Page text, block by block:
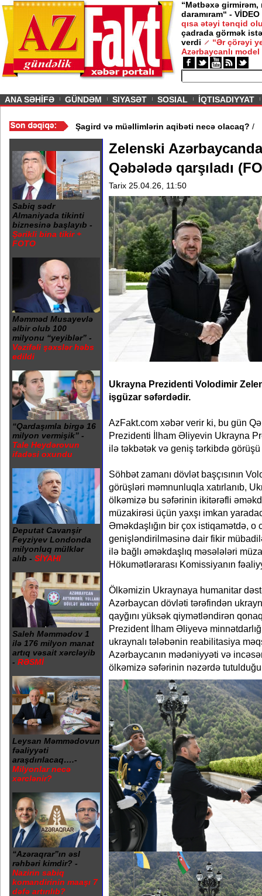
“Mətbəxə girmirəm,
daramıram“ - VİDEO
qısa ətəyi tənqid
çadrada görmək
verdi
“Ər çörəyi
Azərbaycanlı model
ANA SƏHİFƏ GÜNDƏM SIYASƏT SOSIAL İQTISADIYYAT
Gədəbəydə 3 məktəb bağlandı - Şagird və müəllimlərin aqibəti
Sabiq sədr
Almaniyada tikinti
biznesinə başlayıb -
Şərikli bina tikir +
FOTO
Məmməd Musayevlə
əlbir olub 100
milyonu “yeyiblər” -
Vəzifəli şəxslər həbs
edildi
“Qardaşımla birgə 16
milyon vermişik” -
Tale Heydərovun
ifadəsi oxundu
Deputat Cavanşir
Feyziyev Londonda
milyonluq mülklər
alıb - SİYAHI
Saleh Məmmədov 1
ilə 176 milyon manat
artıq vəsait xərcləyib
- RƏSMİ
Leysan Məmmədovun
fəaliyyəti
araşdırılacaq….-
Milyonlar necə
xərclənir?
“Azəraqrar”ın əsl
rəhbəri kimdir? -
Nazirin sabiq
komandirinin maaşı 7
dəfə artırılıb?
Zelenski
Qəbələdə qarşıladı
Tarix 25.04.26, 11:50
Ukrayna Prezidenti Volodimir
işgüzar səfərdədir.
AzFakt.com xəbər verir ki, bu gün
Prezidenti İlham Əliyevin Ukrayna
ilə təkbətək və geniş tərkibdə
Söhbət zamanı dövlət başçısının
görüşləri məmnunluqla xatırlanıb,
ölkəmizə bu səfərinin ikitərəfli
müzakirəsi üçün yaxşı imkan
Əməkdaşlığın bir çox istiqamətdə,
genişləndirilməsinə dair fikir
ilə bağlı əməkdaşlıq məsələləri
Hökumətlərarası Komissiyanın
Ölkəmizin Ukraynaya humanitar
Azərbaycan dövləti tərəfindən
qayğını yüksək qiymətləndirən
Prezident İlham Əliyevə
ukraynalı tələbənin reabilitasiya
Azərbaycanın mədəniyyəti və
ölkəmizə səfərinin nəzərdə tutulduğu